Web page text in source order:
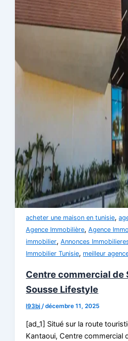
acheter une maison en tunisie,
Agence Immobilière,Agence
immobilier,Annonces
Immobilier Tunisie, meilleur
Centre commercial de
Sousse Lifestyle
l93bj/décembre 11, 2025
[ad_1] Situé sur la route
Kantaoui, Centre commercial